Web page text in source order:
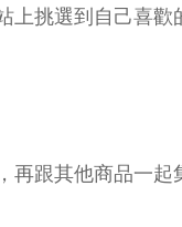
上挑選到自己喜歡
再跟其他商品一起